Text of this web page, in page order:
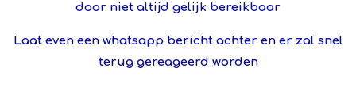
door niet altijd gelijk bereikbaar
Laat even een whatsapp bericht achter en er zal snel
terug gereageerd worden